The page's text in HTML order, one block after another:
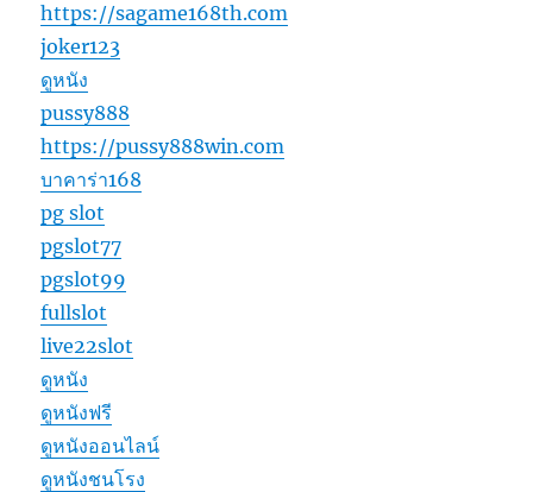
https://sagame168th.com
joker123
ดูหนัง
pussy888
https://pussy888win.com
บาคาร่า168
pg slot
pgslot77
pgslot99
fullslot
live22slot
ดูหนัง
ดูหนังฟรี
ดูหนังออนไลน์
ดูหนังชนโรง